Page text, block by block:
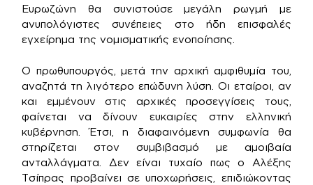
Ευρωζώνη θα συνιστούσε μεγάλη ρωγμή με
ανυπολόγιστες συνέπειες στο ήδη επισφαλές
εγχείρημα της νομισματικής ενοποίησης.
Ο πρωθυπουργός, μετά την αρχική αμφιθυμία του,
αναζητά τη λιγότερο επώδυνη λύση. Οι εταίροι, αν
και εμμένουν στις αρχικές προσεγγίσεις τους,
φαίνεται να δίνουν ευκαιρίες στην ελληνική
κυβέρνηση. Έτσι, η διαφαινόμενη συμφωνία θα
στηρίζεται στον συμβιβασμό με αμοιβαία
ανταλλάγματα. Δεν είναι τυχαίο πως ο Αλέξης
Τσίπρας προβαίνει σε υποχωρήσεις, επιδιώκοντας